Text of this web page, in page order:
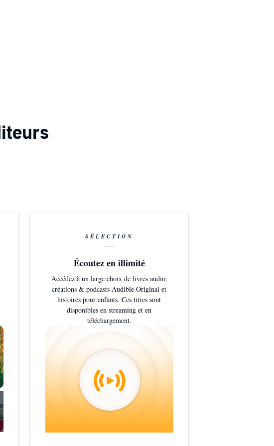
SÉLECTION
Écoutez en illimité
Accédez à un large choix de livres audio,
créations & podcasts Audible Original et
histoires pour enfants. Ces titres sont
disponibles en streaming et en
téléchargement.